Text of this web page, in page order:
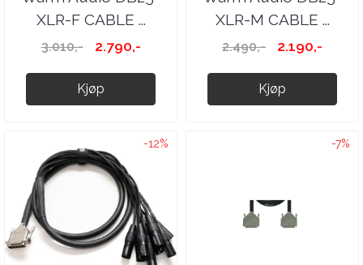
XLR-F CABLE ...
3.010,- 2.790,-
Kjøp
XLR-M CABLE ...
2.490,- 2.190,-
Kjøp
-12% -7%